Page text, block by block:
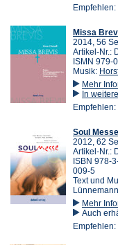
Empfehlen:
Missa
2014, 56
Artikel-Nr.:
ISMN 979-
Musik:
Mehr
In
Empfehlen:
Soul Messe
2012, 62
Artikel-Nr.:
ISBN 978-
009-5
Text und
Lünnemann
Mehr
Auch
Empfehlen: